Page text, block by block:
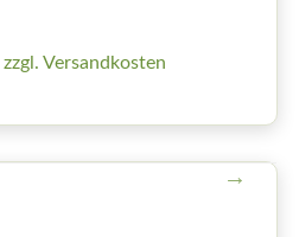
zzgl. Versandkosten